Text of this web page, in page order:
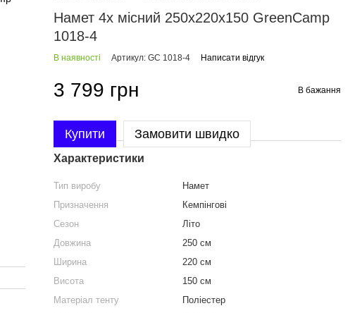
Намет 4х місний 250х220х150 GreenCamp
1018-4
В наявності Артикул: GC 1018-4 Написати відгук
3 799 грн В бажання
Купити Замовити швидко
Характеристики
Тип виробу
Намет
Призначення
Кемпінгові
Сезон
Літо
Довжина
250 см
Ширина
220 см
Висота
150 см
Матеріал тенту
Поліестер